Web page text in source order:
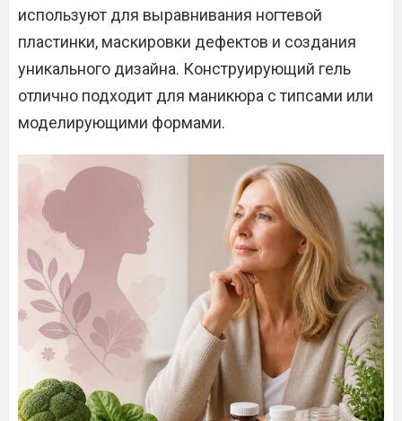
используют для выравнивания ногтевой
пластинки, маскировки дефектов и создания
уникального дизайна. Конструирующий гель
отлично подходит для маникюра с типсами или
моделирующими формами.